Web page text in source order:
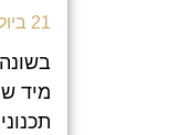
21 ביולי 2025
מיד